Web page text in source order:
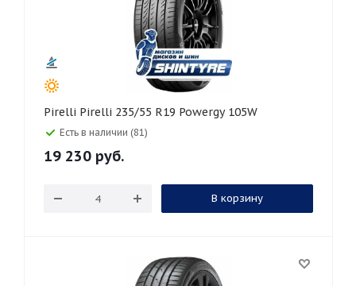
Pirelli Pirelli 235/55 R19 Powergy 105W
Есть в наличии (81)
19 230 руб.
В корзину